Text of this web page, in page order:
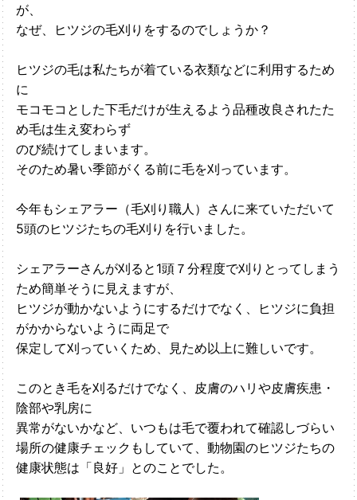
が、
なぜ、ヒツジの毛刈りをするのでしょうか？
ヒツジの毛は私たちが着ている衣類などに利用するため
に
モコモコとした下毛だけが生えるよう品種改良されたた
め毛は生え変わらず
のび続けてしまいます。
そのため暑い季節がくる前に毛を刈っています。
今年もシェアラー（毛刈り職人）さんに来ていただいて
5頭のヒツジたちの毛刈りを行いました。
シェアラーさんが刈ると1頭７分程度で刈りとってしまう
ため簡単そうに見えますが、
ヒツジが動かないようにするだけでなく、ヒツジに負担
がかからないように両足で
保定して刈っていくため、見ため以上に難しいです。
このとき毛を刈るだけでなく、皮膚のハリや皮膚疾患・
陰部や乳房に
異常がないかなど、いつもは毛で覆われて確認しづらい
場所の健康チェックもしていて、動物園のヒツジたちの
健康状態は「良好」とのことでした。